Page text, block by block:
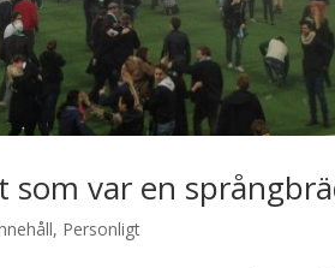
som var en
, Personligt